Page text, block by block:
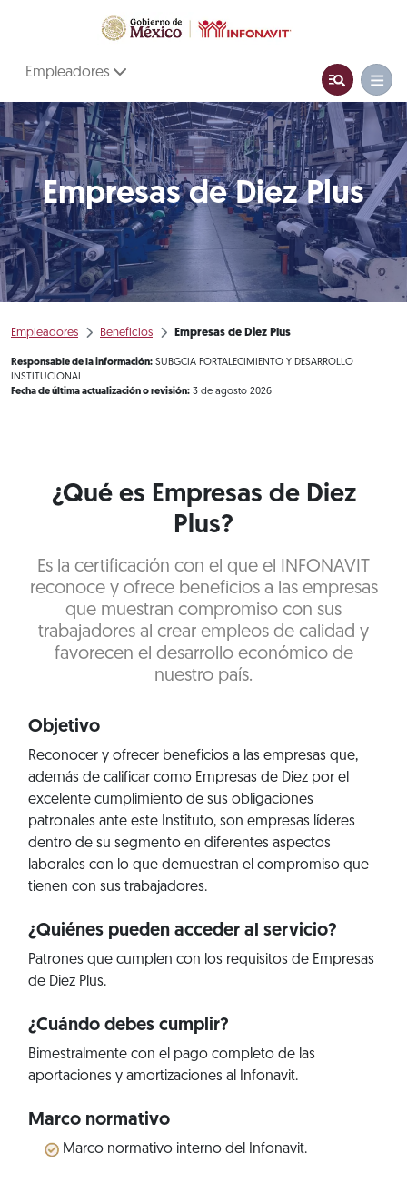
Empleadores
Empresas de Diez Plus
Empleadores Beneficios Empresas de Diez Plus
Responsable de la información: SUBGCIA FORTALECIMIENTO Y DESARROLLO
INSTITUCIONAL
Fecha de última actualización o revisión: 3 de agosto 2026
¿Qué es Empresas de Diez
Plus?
Es la certificación con el que el INFONAVIT
reconoce y ofrece beneficios a las empresas
que muestran compromiso con sus
trabajadores al crear empleos de calidad y
favorecen el desarrollo económico de
nuestro país.
Objetivo
Reconocer y ofrecer beneficios a las empresas que,
además de calificar como Empresas de Diez por el
excelente cumplimiento de sus obligaciones
patronales ante este Instituto, son empresas líderes
dentro de su segmento en diferentes aspectos
laborales con lo que demuestran el compromiso que
tienen con sus trabajadores.
¿Quiénes pueden acceder al servicio?
Patrones que cumplen con los requisitos de Empresas
de Diez Plus.
¿Cuándo debes cumplir?
Bimestralmente con el pago completo de las
aportaciones y amortizaciones al Infonavit.
Marco normativo
Marco normativo interno del Infonavit.